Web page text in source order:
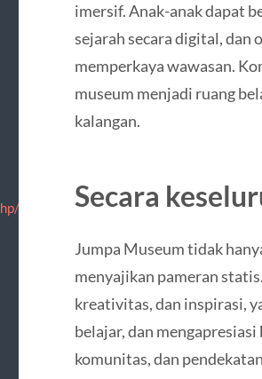
nosotros/informacion.html
imersif. Anak-anak dapat
sejarah secara digital, dan
memperkaya wawasan.
museum menjadi ruang
kalangan.
Secara
Jumpa Museum tidak
menyajikan pameran
kreativitas, dan inspirasi,
belajar, dan
komunitas, dan